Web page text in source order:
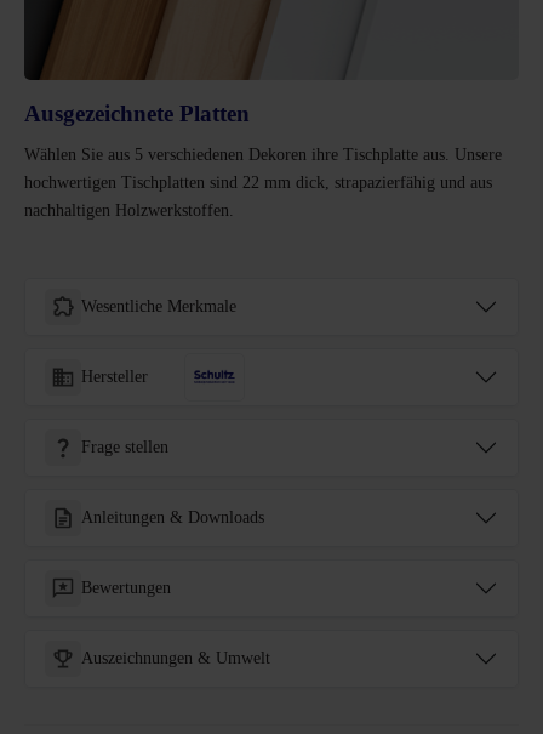
Ausgezeichnete Platten
Wählen Sie aus 5 verschiedenen Dekoren ihre Tischplatte aus. Unsere
hochwertigen Tischplatten sind 22 mm dick, strapazierfähig und aus
nachhaltigen Holzwerkstoffen.
Wesentliche Merkmale
Hersteller
Frage stellen
Anleitungen & Downloads
Bewertungen
Auszeichnungen & Umwelt